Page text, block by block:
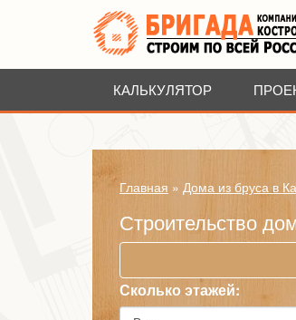
КАЛЬКУЛЯТОР
Главная » Дома из бруса в
Строительство
Сколько этажей: